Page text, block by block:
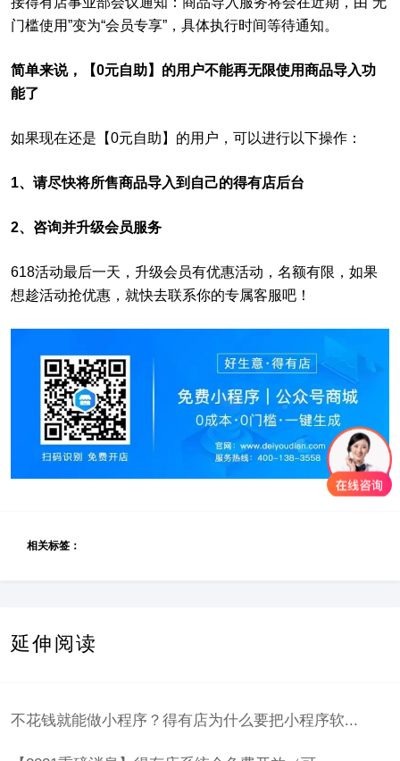
门槛使用”变为“会员专享”，具体执行时间等待通知。
简单来说，【0元自助】 的用户不能再无限使用商品导入功
能了
如果现在还是【0元自助】的用户，可以进行以下操作：
1、请尽快将所售商品导入到自己的得有店后台
2、咨询并升级会员服务
618活动最后一天，升级会员有优惠活动，名额有限，如果
想趁活动抢优惠，就快去联系你的专属客服吧！
相关标签：
延伸阅读
不花钱就能做小程序？得有店为什么要把小程序软...